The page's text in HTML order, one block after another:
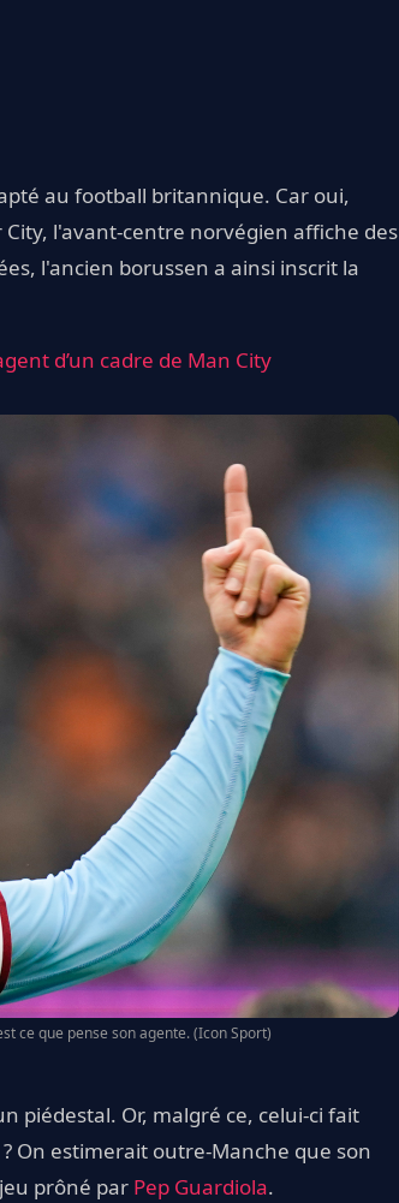
au football britannique. Car oui,
l'avant-centre norvégien affiche des
l'ancien borussen a ainsi inscrit la
d’un cadre de Man City
ce que pense son agente. (Icon Sport)
piédestal. Or, malgré ce, celui-ci fait
On estimerait outre-Manche que son
prôné par Pep Guardiola.